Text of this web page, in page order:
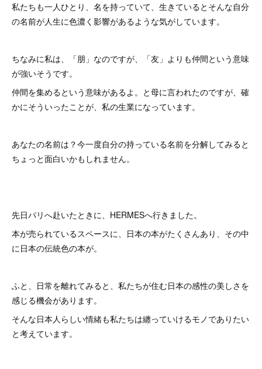
私たちも一人ひとり、名を持っていて、生きているとそんな自分
の名前が人生に色濃く影響があるような気がしています。
ちなみに私は、「朋」なのですが、「友」よりも仲間という意味
が強いそうです。
仲間を集めるという意味があるよ。と母に言われたのですが、確
かにそういったことが、私の生業になっています。
あなたの名前は？今一度自分の持っている名前を分解してみると
ちょっと面白いかもしれません。
先日パリへ赴いたときに、HERMESへ行きました。
本が売られているスペースに、日本の本がたくさんあり、その中
に日本の伝統色の本が。
ふと、日常を離れてみると、私たちが住む日本の感性の美しさを
感じる機会があります。
そんな日本人らしい情緒も私たちは纏っていけるモノでありたい
と考えています。